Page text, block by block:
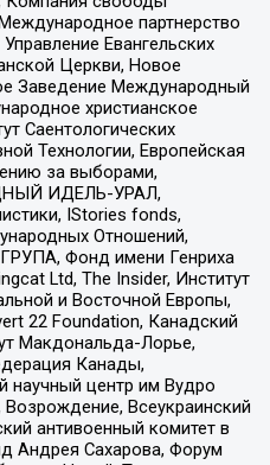
партнерство
Евангельских
Церкви, Новое
Заведение Международный
христианское
Саентологических
Технологии, Европейская
за выборами,
ИДЕЛЬ-УРАЛ,
IStories fonds,
Отношений,
Фонд имени Генриха
Ltd, The Insider, Институт
и Восточной Европы,
22 Foundation, Канадский
Макдональда-Лорье,
Канады,
центр им Вудро
Всеукраинский
антивоенный комитет в
Андрея Сахарова, Форум